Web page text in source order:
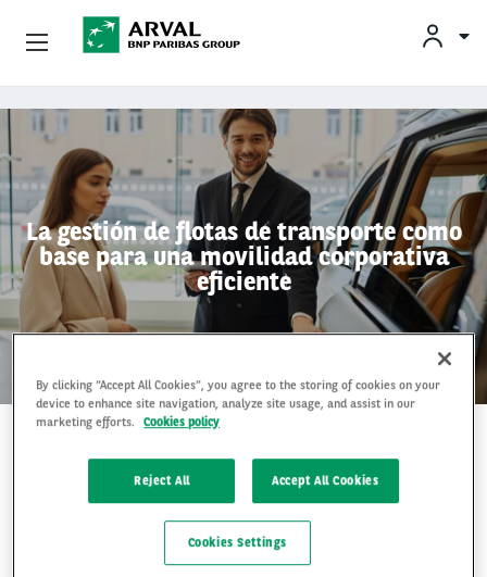
Pasar al contenido principal
La gestión de flotas de transporte como
base para una movilidad corporativa
eficiente
gestión de flotas de transportees un
Empresas
Socios Estratégicos
Sobre Arval
Servicios Al Conductor
Vehículos Usados
By clicking “Accept All Cookies”, you agree to the storing of cookies on your
device to enhance site navigation, analyze site usage, and assist in our
marketing efforts.
Cookies policy
Reject All Accept All Cookies
Cookies Settings